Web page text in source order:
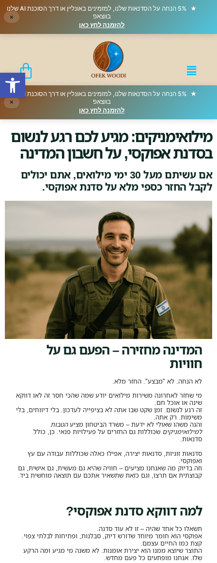
★
5% הנחה על הסדנאות שלנו, למזמינים באונליין או דרך הסוכנת AI שלנו
בווצאפ
להזמנה לחץ כאן
×
★
5% הנחה על הסדנאות שלנו, למזמינים באונליין או דרך הסוכנת AI שלנו
בווצאפ
להזמנה לחץ כאן
×
מילואימניקים: מגיע לכם רגע לנשום
בסדנת אפוקסי, על חשבון המדינה
אם עשיתם מעל 30 ימי מילואים, אתם יכולים
לקבל החזר כספי מלא על סדנת אפוקסי.
המדינה מחזירה – הפעם גם על
חוויות
לא הנחה. לא "מבצע". החזר מלא.
מי שחזר לאחרונה משירות מילואים יודע שמה שהכי חסר זה לאו דווקא
שינה או אוכל חם.
זה רגע לנשום. זמן שקט שבו אתה לא בציפייה לעדכון. בלי דיווחים, בלי
משימות. רק אתה.
והנה משהו שאולי לא ידעת – משרד הביטחון מציעהטבות
למילואימניקים שכוללות גם החזרים על פעילויות פנאי. כן, כולל
סדנאות.
סדנאות זוגיות, סדנאות יצירה, אפילו כאלה שכוללות עבודה עם עץ
ואפוקסי.
וזה בדיוק מה שאנחנו מציעים – חוויה שהיא גם מעשית, גם אישית, גם
קבוצתית אם תרצו, וגם כזאת שתשאיר אתכם עם תוצאה מוחשית ביד.
למה דווקא סדנת אפוקסי?
תשאלו כל אחד שהיה – זו לא עוד סדנה.
אפוקסי הוא חומר מיוחד שדורש דיוק, סבלנות, ופתיחות לבלתי צפוי.
קצת כמו החיים עצמם.
התוצר שיוצא ממנו הוא יצירת אומנות. לא משנה מי מגיע ומה הרקע
שלו. אנחנו מופתעים כל פעם מחדש.
פתח